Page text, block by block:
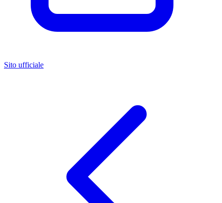
Sito ufficiale